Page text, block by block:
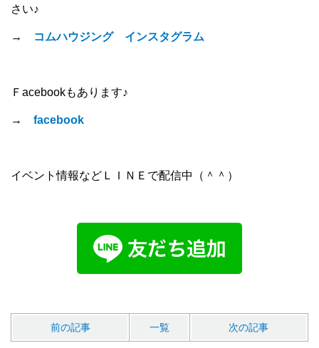
さい♪
→ コムハウジング インスタグラム
Ｆacebookもあります♪
→ facebook
イベント情報などＬＩＮＥで配信中（＾＾）
前の記事 一覧 次の記事